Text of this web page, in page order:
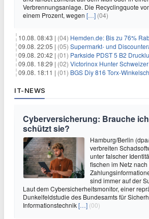
Verbrennungsanlage. Die Recyclingquote
einem Prozent, wegen […] (04)
10.08. 08:43 | (04) Hemden.de: Bis zu 76% Rabatt + 20%
09.08. 22:05 | (05) Supermarkt- und
09.08. 20:42 | (01) Parkside PDST 5 B2 Druckluft-
09.08. 18:29 | (02) Victorinox Hunter Schweizer
09.08. 18:11 | (01) BGS Diy 816 Torx-
IT-NEWS
Cyberversicherung: Brauche
schützt sie?
Hamburg/Berlin
verbreiten
unter falscher
fischen im Netz
sind immer auf der
Laut dem Cybersicherheitsmonitor, einer
Dunkelfeldstudie des Bundesamts für
Informationstechnik[…] (00)